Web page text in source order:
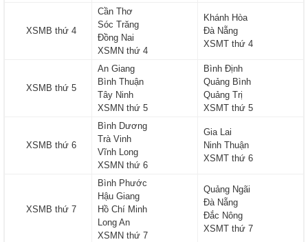
XSMB thứ 4
Cần Thơ
Sóc Trăng
Đồng Nai
XSMN thứ 4
Khánh Hòa
Đà Nẵng
XSMT thứ 4
XSMB thứ 5
An Giang
Bình Thuận
Tây Ninh
XSMN thứ 5
Bình Định
Quảng Bình
Quảng Trị
XSMT thứ 5
XSMB thứ 6
Bình Dương
Trà Vinh
Vĩnh Long
XSMN thứ 6
Gia Lai
Ninh Thuận
XSMT thứ 6
XSMB thứ 7
Bình Phước
Hậu Giang
Hồ Chí Minh
Long An
XSMN thứ 7
Quảng Ngãi
Đà Nẵng
Đắc Nông
XSMT thứ 7